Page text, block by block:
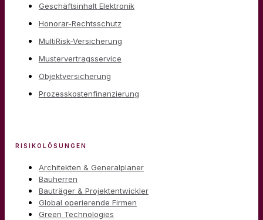
Geschäftsinhalt Elektronik
Honorar-Rechtsschutz
MultiRisk-Versicherung
Mustervertragsservice
Objektversicherung
Prozesskostenfinanzierung
RISIKOLÖSUNGEN
Architekten & Generalplaner
Bauherren
Bauträger & Projektentwickler
Global operierende Firmen
Green Technologies